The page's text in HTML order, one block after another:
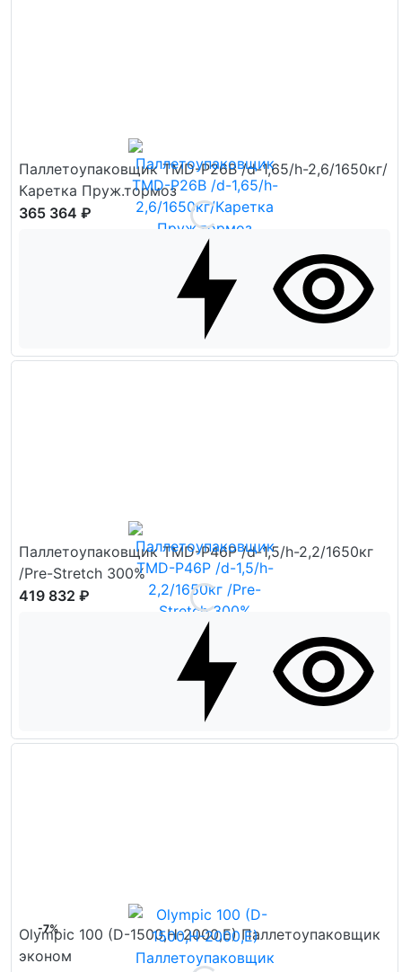
Паллетоупаковщик TMD-P26B /d-1,65/h-2,6/1650кг/
Каретка Пруж.тормоз
365 364 ₽
Паллетоупаковщик TMD-P46P /d-1,5/h-2,2/1650кг
/Pre-Stretch 300%
419 832 ₽
-7%
Olympic 100 (D-1500,H-2000,E) Паллетоупаковщик
эконом